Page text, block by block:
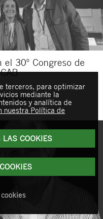
30º Congreso de
Mayol
terceros, para optimizar
mediante la
y analítica de
nuestra Política de
LAS COOKIES